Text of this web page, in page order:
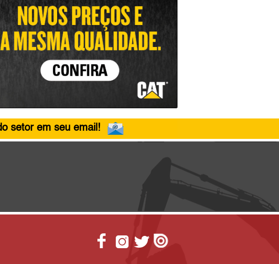
setor em seu email!